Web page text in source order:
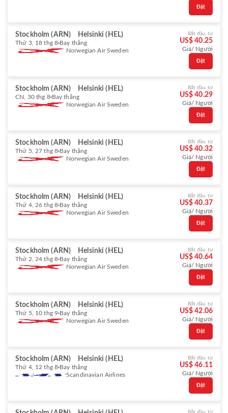
Đặt
Stockholm (ARN) Helsinki (HEL)
Thứ 3, 18 thg 8 Bay thẳng
Norwegian Air Sweden
Bắt đầu từ
US$ 40.25
Giá/ Người
Đặt
Stockholm (ARN) Helsinki (HEL)
CN, 30 thg 8 Bay thẳng
Norwegian Air Sweden
Bắt đầu từ
US$ 40.29
Giá/ Người
Đặt
Stockholm (ARN) Helsinki (HEL)
Thứ 5, 27 thg 8 Bay thẳng
Norwegian Air Sweden
Bắt đầu từ
US$ 40.32
Giá/ Người
Đặt
Stockholm (ARN) Helsinki (HEL)
Thứ 4, 26 thg 8 Bay thẳng
Norwegian Air Sweden
Bắt đầu từ
US$ 40.37
Giá/ Người
Đặt
Stockholm (ARN) Helsinki (HEL)
Thứ 2, 24 thg 8 Bay thẳng
Norwegian Air Sweden
Bắt đầu từ
US$ 40.64
Giá/ Người
Đặt
Stockholm (ARN) Helsinki (HEL)
Thứ 5, 10 thg 9 Bay thẳng
Norwegian Air Sweden
Bắt đầu từ
US$ 42.06
Giá/ Người
Đặt
Stockholm (ARN) Helsinki (HEL)
Thứ 4, 12 thg 8 Bay thẳng
Scandinavian Airlines
Bắt đầu từ
US$ 46.11
Giá/ Người
Đặt
Bắt đầu từ